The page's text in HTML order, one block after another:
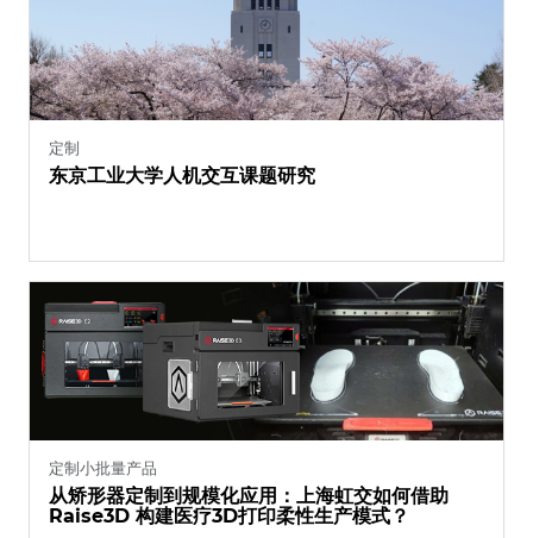
定制
东京工业大学人机交互课题研究
定制小批量产品
从矫形器定制到规模化应用：上海虹交如何借助
Raise3D 构建医疗3D打印柔性生产模式？